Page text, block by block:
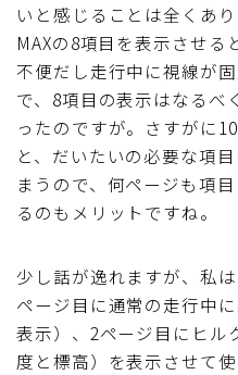
いと感じることは全くあ
MAXの8項目を表示させる
不便だし走行中に視線が
で、8項目の表示はなるべ
ったのですが。さすがに
と、だいたいの必要な項
まうので、何ページも項
るのもメリットですね。
少し話が逸れますが、私
ページ目に通常の走行中
表示）、2ページ目にヒル
度と標高）を表示させて